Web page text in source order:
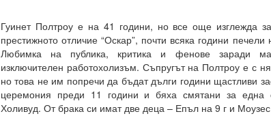
Гуинет Полтроу е на 41 години, но все още изглежда
престижното отличие “Оскар”, почти всяка години печели
Любимка на публика, критика и фенове заради
изключителен работохолизъм. Съпругът на Полтроу е с
но това не им попречи да бъдат дълги години щастливи
церемония преди 11 години и бяха смятани за една
Холивуд. От брака си имат две деца – Епъл на 9 г и